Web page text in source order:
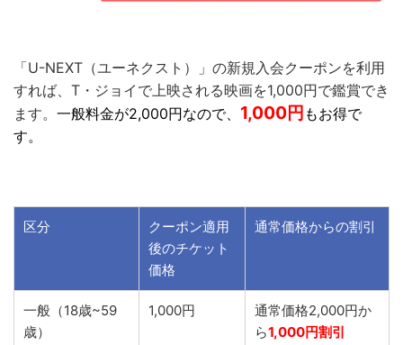
「U-NEXT（ユーネクスト）」の新規入会クーポンを利用
すれば、 T・ジョイ で上映される映画を1,000円で鑑賞でき
ます。 一般料金が2,000円なので、 1,000円 もお得で
す。
区分
クーポン適用
後のチケット
価格
通常価格からの割引
一般（18歳~59
歳）
1,000円
通常価格2,000円か
ら1,000円割引